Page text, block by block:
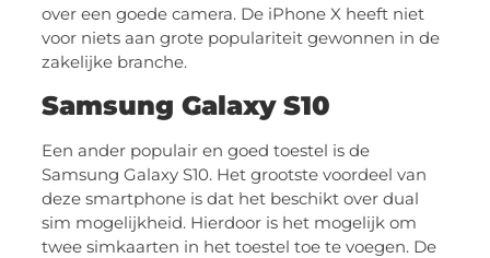
over een goede camera. De iPhone X heeft niet
voor niets aan grote populariteit gewonnen in de
zakelijke branche.
Samsung Galaxy S10
Een ander populair en goed toestel is de
Samsung Galaxy S10. Het grootste voordeel van
deze smartphone is dat het beschikt over dual
sim mogelijkheid. Hierdoor is het mogelijk om
twee simkaarten in het toestel toe te voegen. De